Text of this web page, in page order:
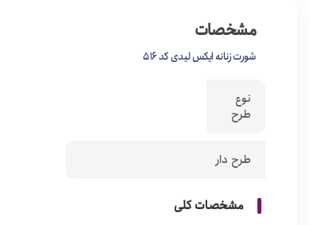
مشخصات
شورت زنانه ایکس لیدی کد 516
نوع
طرح
طرح دار
مشخصات کلی